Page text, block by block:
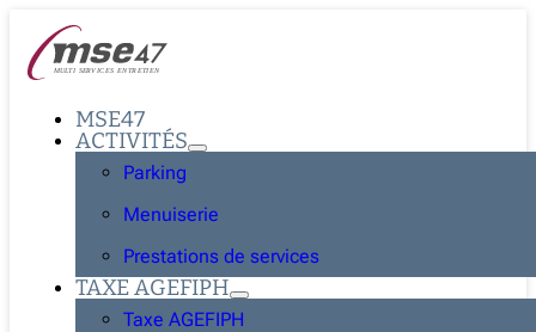
MSE47
ACTIVITÉS
Parking
Menuiserie
Prestations de services
TAXE AGEFIPH
Taxe AGEFIPH